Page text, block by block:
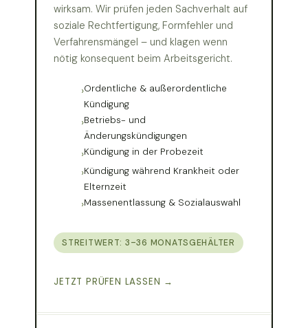
wirksam. Wir prüfen jeden Sachverhalt auf
soziale Rechtfertigung, Formfehler und
Verfahrensmängel – und klagen wenn
nötig konsequent beim Arbeitsgericht.
Ordentliche & außerordentliche
Kündigung
Betriebs- und
Änderungskündigungen
Kündigung in der Probezeit
Kündigung während Krankheit oder
Elternzeit
Massenentlassung & Sozialauswahl
STREITWERT: 3–36 MONATSGEHÄLTER
JETZT PRÜFEN LASSEN →